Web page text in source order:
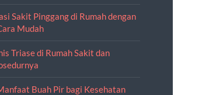
Sakit Pinggang di Rumah dengan
Mudah
Triase di Rumah Sakit dan
Buah Pir bagi Kesehatan